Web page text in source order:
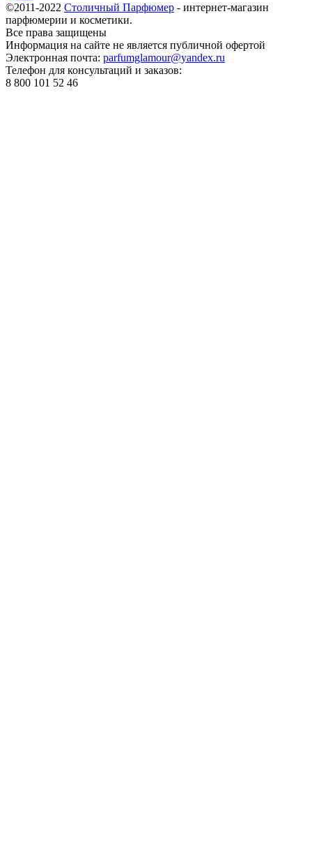
©2011-2022 Столичный Парфюмер - интернет-магазин
парфюмерии и косметики.
Все права защищены
Информация на сайте не является публичной офертой
Электронная почта: parfumglamour@yandex.ru
Телефон для консультаций и заказов:
8 800 101 52 46